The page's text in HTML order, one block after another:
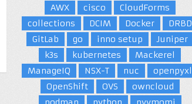
AWX
cisco
CloudForms
collections
DCIM Docker
DRBD
GitLab
go inno setup
Juniper
k3s
kubernetes
Mackerel
ManageIQ
NSX-T nuc
openpyxl
OpenShift
OVS
owncloud